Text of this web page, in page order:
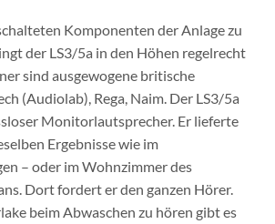
Komponenten der Anlage zu
der LS3/5a in den Höhen regelrecht
sind ausgewogene britische
(Audiolab), Rega, Naim. Der LS3/5a
Monitorlautsprecher. Er lieferte
Ergebnisse wie im
– oder im Wohnzimmer des
Dort fordert er den ganzen Hörer.
beim Abwaschen zu hören gibt es